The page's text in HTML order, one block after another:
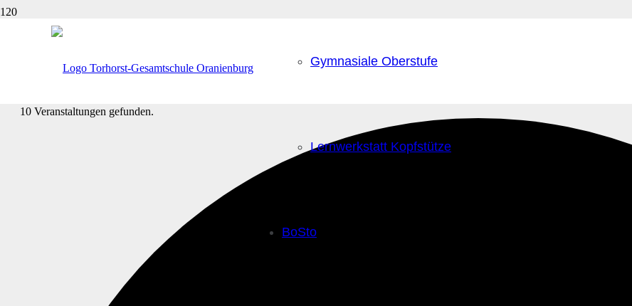
Gymnasiale Oberstufe
Lernwerkstatt Kopfstütze
BoSto
10 Veranstaltungen gefunden.